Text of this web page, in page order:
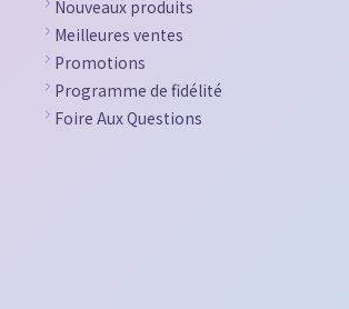
Nouveaux produits
Meilleures ventes
Promotions
Programme de fidélité
Foire Aux Questions